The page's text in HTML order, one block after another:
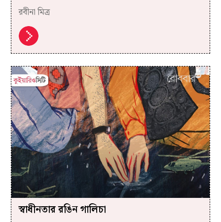
রবীনা মিত্র
স্বাধীনতার রঙিন গালিচা